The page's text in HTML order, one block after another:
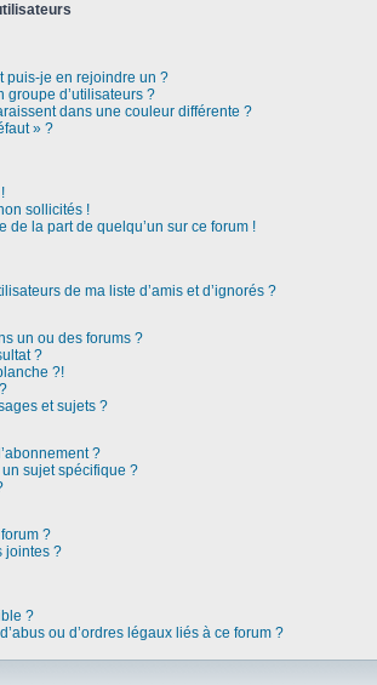
puis-je en rejoindre un ?
groupe d’utilisateurs ?
dans une couleur différente ?
» ?
sollicités !
de la part de quelqu’un sur ce forum !
de ma liste d’amis et d’ignorés ?
un ou des forums ?
?
?!
et sujets ?
?
sujet spécifique ?
?
jointes ?
?
ou d’ordres légaux liés à ce forum ?